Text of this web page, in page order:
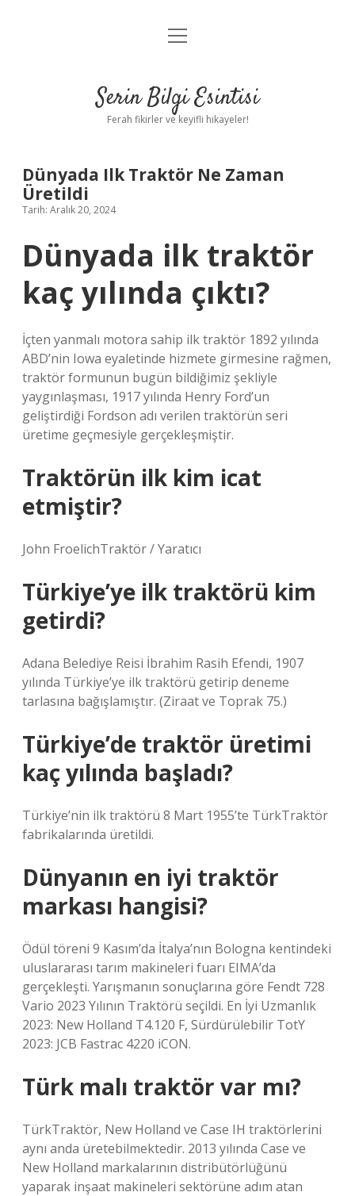
Anasayfa
Yasal Uyarı
menüyü
Serin Bilgi Esintisi
Ferah fikirler ve keyifli hikayeler!
Dünyada Ilk Traktör Ne Zaman
Üretildi
Tarih: Aralık 20, 2024
Dünyada ilk traktör
kaç yılında çıktı?
İçten yanmalı motora sahip ilk traktör 1892 yılında
ABD’nin Iowa eyaletinde hizmete girmesine rağmen,
traktör formunun bugün bildiğimiz şekliyle
yaygınlaşması, 1917 yılında Henry Ford’un
geliştirdiği Fordson adı verilen traktörün seri
üretime geçmesiyle gerçekleşmiştir.
Traktörün ilk kim icat
etmiştir?
John FroelichTraktör / Yaratıcı
Türkiye’ye ilk traktörü kim
getirdi?
Adana Belediye Reisi İbrahim Rasih Efendi, 1907
yılında Türkiye’ye ilk traktörü getirip deneme
tarlasına bağışlamıştır. (Ziraat ve Toprak 75.)
Türkiye’de traktör üretimi
kaç yılında başladı?
Türkiye’nin ilk traktörü 8 Mart 1955’te TürkTraktör
fabrikalarında üretildi.
Dünyanın en iyi traktör
markası hangisi?
Ödül töreni 9 Kasım’da İtalya’nın Bologna kentindeki
uluslararası tarım makineleri fuarı EIMA’da
gerçekleşti. Yarışmanın sonuçlarına göre Fendt 728
Vario 2023 Yılının Traktörü seçildi. En İyi Uzmanlık
2023: New Holland T4.120 F, Sürdürülebilir TotY
2023: JCB Fastrac 4220 iCON.
Türk malı traktör var mı?
TürkTraktör, New Holland ve Case IH traktörlerini
aynı anda üretebilmektedir. 2013 yılında Case ve
New Holland markalarının distribütörlüğünü
yaparak inşaat makineleri sektörüne adım atan